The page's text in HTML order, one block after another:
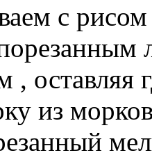
с рисом
оставляя
из